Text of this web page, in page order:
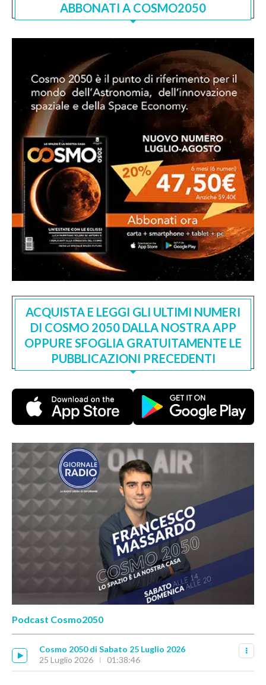
ABBONATI A COSMO2050
ACQUISTA E LEGGI GLI ULTIMI NUMERI
DI COSMO 2050 DALLA NOSTRA APP
OPPURE SFOGLIA GRATUITAMENTE LE
PUBBLICAZIONI PRECEDENTI
Podcast Cosmo2050
Cosmo 2050 di Sabato 25 Luglio 2026
25 Luglio 2026
01:38:46